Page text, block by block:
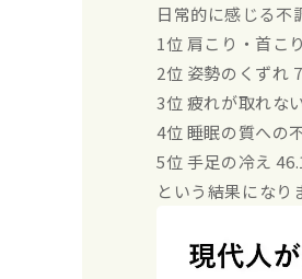
日常的に感じる不
1位 肩こり・首こ
2位 姿勢のくずれ
3位 疲れが取れな
4位 睡眠の質への
5位 手足の冷え
という結果になり